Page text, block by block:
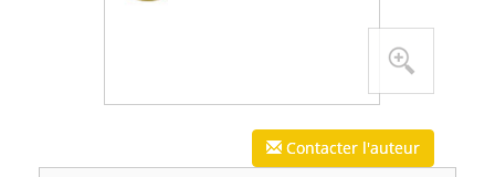
Contacter l'auteur